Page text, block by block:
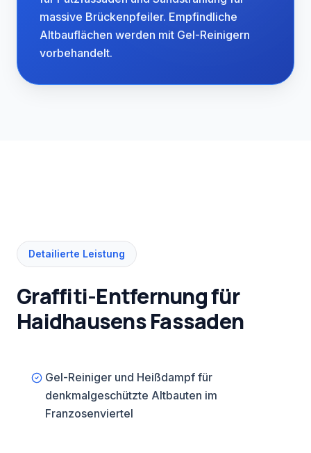
massive Brückenpfeiler. Empfindliche
Altbauflächen werden mit Gel-Reinigern
vorbehandelt.
Haidhausen ist von Brunnthal in ca. 20
Detailierte Leistung
Graffiti-Entfernung für
Haidhausens Fassaden
Gel-Reiniger und Heißdampf für
denkmalgeschützte Altbauten im
Franzosenviertel